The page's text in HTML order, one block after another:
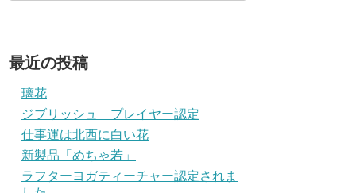
最近の投稿
璃花
ジブリッシュ プレイヤー認定
仕事運は北西に白い花
新製品「めちゃ若」
ラフターヨガティーチャー認定されま